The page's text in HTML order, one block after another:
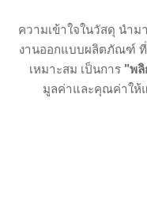
ความเข้าใจในวัสดุ นำม
งานออกแบบผลิตภัณฑ์ ที่
เหมาะสม เป็นการ "พลิ
มูลค่าและคุณค่าให้